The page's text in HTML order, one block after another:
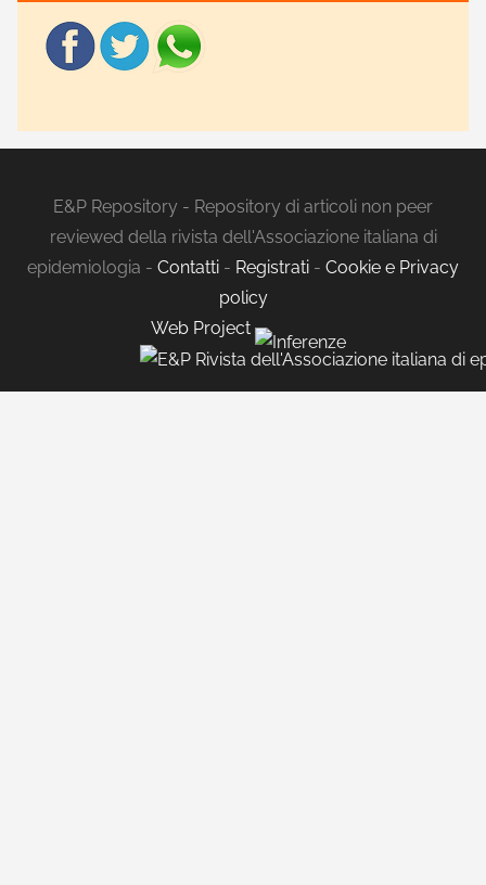
E&P Repository - Repository di articoli non peer
reviewed della rivista dell'Associazione italiana di
epidemiologia - Contatti - Registrati - Cookie e Privacy
policy
Web Project